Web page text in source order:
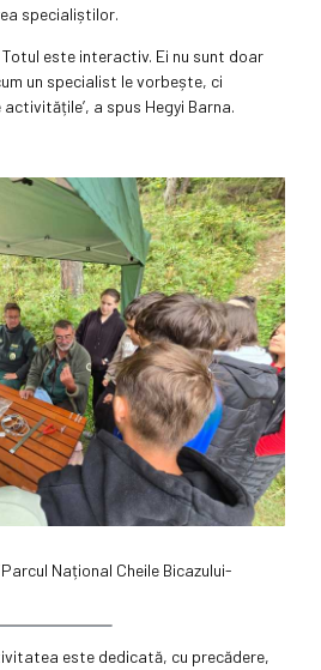
specialiștilor.
este interactiv. Ei nu sunt doar
un specialist le vorbește, ci
a spus Hegyi Barna.
Național Cheile Bicazului-
este dedicată, cu precădere,